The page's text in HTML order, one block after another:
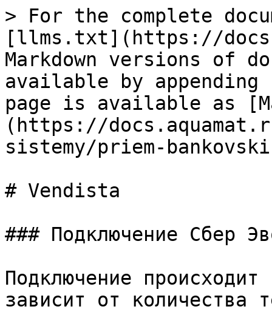
> For the complete
[llms.txt](https://
Markdown versions of
available by
page is available as
(https://
sistemy/priem-
# Vendista
### Подключение Сбер
Подключение
зависит от количества